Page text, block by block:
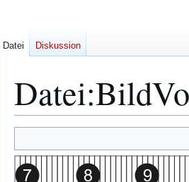
Datei:
Navigation
springen
Suche
springen
Datei Diskussion